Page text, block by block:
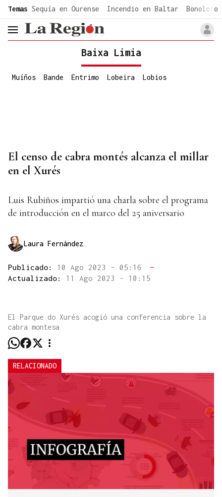
common.go-to-content
Temas Sequía en Ourense Incendio en Baltar Bonoloto
header.menu.open
Baixa Limia
Muíños Bande Entrimo Lobeira Lobios
El censo de cabra montés alcanza el millar
en el Xurés
Luis Rubiños impartió una charla sobre el programa
de introducción en el marco del 25 aniversario
Laura Fernández
Publicado: 10 Ago 2023 - 05:16
—
Actualizado: 11 Ago 2023 - 10:15
El Parque do Xurés acogió una conferencia sobre la
cabra montesa
RELACIONADO